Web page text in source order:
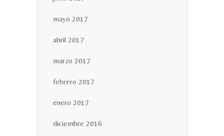
mayo 2017
abril 2017
marzo 2017
febrero 2017
enero 2017
diciembre 2016